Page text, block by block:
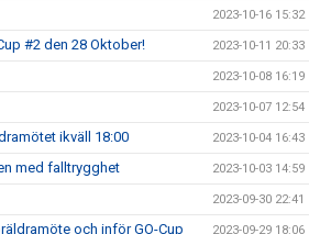
2023-10-16 15:32
#2 den 28 Oktober! 2023-10-11 20:33
2023-10-08 16:19
2023-10-07 12:54
ikväll 18:00 2023-10-04 16:43
med falltrygghet 2023-10-03 14:59
2023-09-30 22:41
och inför GO-Cup 2023-09-29 18:06